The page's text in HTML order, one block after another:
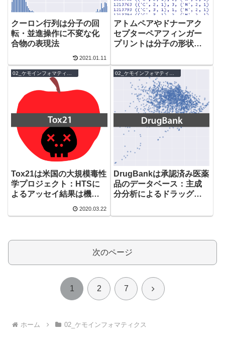
クーロン行列は分子の回
転・並進操作に不変な化
合物の表現法
2021.01.11
アトムペアやドナーアク
セプターペアフィンガー
プリントは分子の形状を
02_ケモインフォマティクス
Tox21は米国の大規模毒性
学プロジェクト：HTSに
よるアッセイ結果は機械
データセット
2020.03.22
02_ケモインフォマティクス
DrugBankは承認済み医薬
品のデータベース：主成
分分析によるドラッグラ
可視化
次のページ
1 2 7 次
ホーム 02_ケモインフォマティクス